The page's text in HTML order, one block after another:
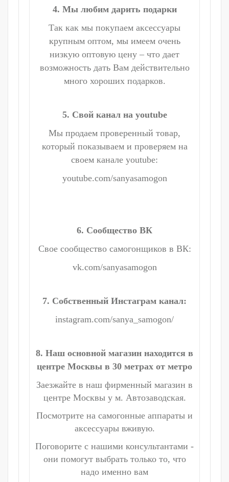
4. Мы любим дарить подарки
Так как мы покупаем аксессуары
крупным оптом, мы имеем очень
низкую оптовую цену – что дает
возможность дать Вам действительно
много хороших подарков.
5. Свой канал на youtube
Мы продаем проверенный товар,
который показываем и проверяем на
своем канале youtube:
youtube.com/sanyasamogon
6. Сообщество ВК
Свое сообщество самогонщиков в ВК:
vk.com/sanyasamogon
7. Собственный Инстаграм канал:
instagram.com/sanya_samogon/
8. Наш основной магазин находится в
центре Москвы в 30 метрах от метро
Заезжайте в наш фирменный магазин в
центре Москвы у м. Автозаводская.
Посмотрите на самогонные аппараты и
аксессуары вживую.
Поговорите с нашими консультантами -
они помогут выбрать только то, что
надо именно вам